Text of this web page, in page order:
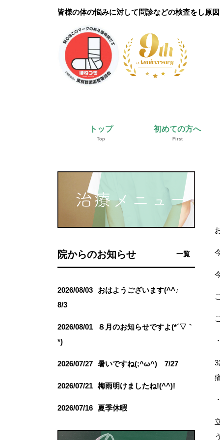
皆様の体の悩みに対して問診などの検査をし原
トップ
Top
初めての方へ
First
3
院からのお知らせ 一覧
2026/08/03
おはようございます(^^♪
8/3
2026/08/01
８月のお知らせですよ(*´▽｀
*)
2026/07/27 暑いですね(;^ω^) 7/27
2026/07/21 梅雨明けましたね!(^^)!
2026/07/16 夏季休暇